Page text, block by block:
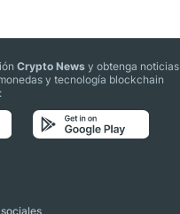
Crypto News y obtenga noticias
y tecnología blockchain